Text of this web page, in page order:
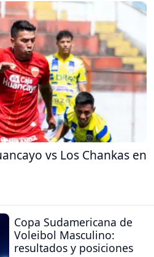
vs Los Chankas en
Copa Sudamericana de
Voleibol Masculino:
resultados y posiciones